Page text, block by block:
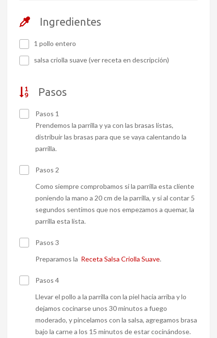
Ingredientes
1 pollo entero
salsa criolla suave (ver receta en descripción)
Pasos
Pasos 1
Prendemos la parrilla y ya con las brasas listas,
distribuir las brasas para que se vaya calentando la
parrilla.
Pasos 2
Como siempre comprobamos si la parrilla esta cliente
poniendo la mano a 20 cm de la parrilla, y si al contar 5
segundos sentimos que nos empezamos a quemar, la
parrilla esta lista.
Pasos 3
Preparamos la Receta Salsa Criolla Suave.
Pasos 4
Llevar el pollo a la parrilla con la piel hacia arriba y lo
dejamos cocinarse unos 30 minutos a fuego
moderado, y pincelamos con la salsa, agregamos brasa
bajo la carne a los 15 minutos de estar cocinándose.